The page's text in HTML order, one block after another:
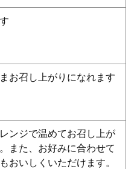
お召し上がりになれます
ンジで温めてお召し上が
また、お好みに合わせて
おいしくいただけます。